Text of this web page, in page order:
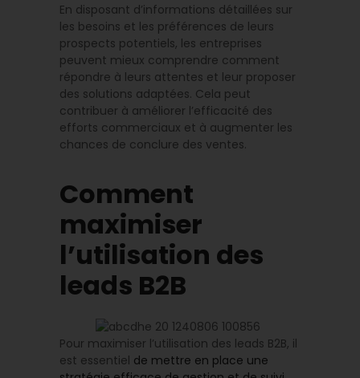
En disposant d’informations détaillées sur
les besoins et les préférences de leurs
prospects potentiels, les entreprises
peuvent mieux comprendre comment
répondre à leurs attentes et leur proposer
des solutions adaptées. Cela peut
contribuer à améliorer l’efficacité des
efforts commerciaux et à augmenter les
chances de conclure des ventes.
Comment
maximiser
l’utilisation des
leads B2B
Pour maximiser l’utilisation des leads B2B, il
est essentiel de mettre en place une